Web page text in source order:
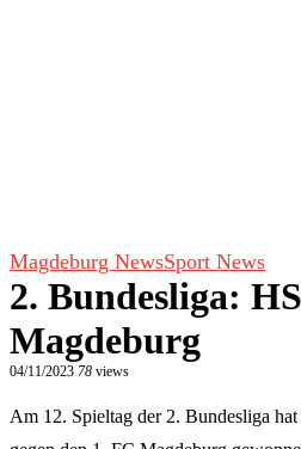
Magdeburg NewsSport News
2. Bundesliga:
Magdeburg
04/11/2023 78 views
Am 12. Spieltag der 2. Bundesliga